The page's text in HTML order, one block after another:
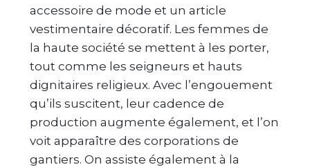
accessoire de mode et un article
vestimentaire décoratif. Les femmes de
la haute société se mettent à les porter,
tout comme les seigneurs et hauts
dignitaires religieux. Avec l’engouement
qu’ils suscitent, leur cadence de
production augmente également, et l’on
voit apparaître des corporations de
gantiers. On assiste également à la